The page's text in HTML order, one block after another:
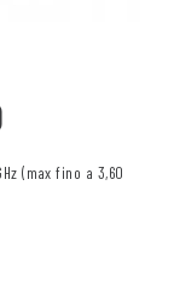
(max fino a 3,60